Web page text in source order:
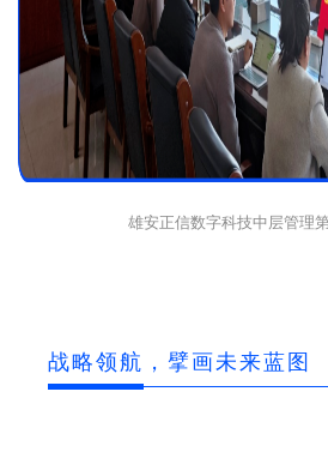
雄安正信数字科技中层管理
战略领航，擘画未来蓝图